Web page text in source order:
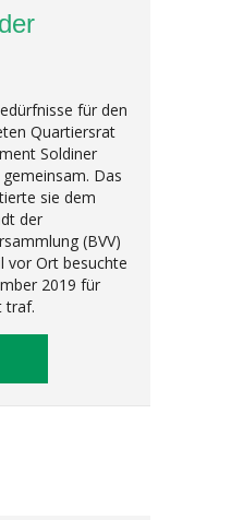
für den
Quartiersrat
Soldiner
Das
sie dem
der
(BVV)
vor Ort besuchte
2019 für
traf.